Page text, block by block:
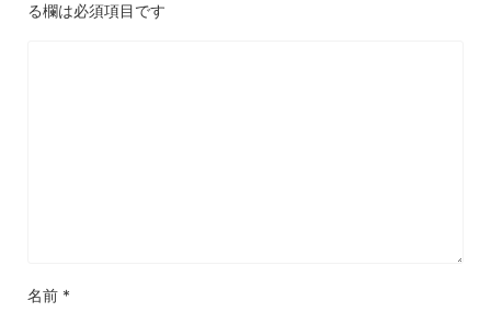
る欄は必須項目です
名前 *